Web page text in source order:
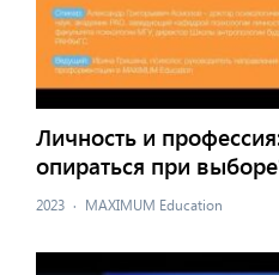
Личность и
опираться при
2023 · MAXIMUM Education